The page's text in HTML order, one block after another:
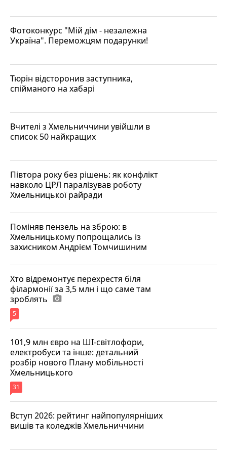
Фотоконкурс "Мій дім - незалежна
Україна". Переможцям подарунки!
Тюрін відсторонив заступника,
спійманого на хабарі
Вчителі з Хмельниччини увійшли в
список 50 найкращих
Півтора року без рішень: як конфлікт
навколо ЦРЛ паралізував роботу
Хмельницької райради
Поміняв пензель на зброю: в
Хмельницькому попрощались із
захисником Андрієм Томчишиним
Хто відремонтує перехрестя біля
філармонії за 3,5 млн і що саме там
зроблять photo_camera
5
101,9 млн євро на ШІ-світлофори,
електробуси та інше: детальний
розбір нового Плану мобільності
Хмельницького
31
Вступ 2026: рейтинг найпопулярніших
вишів та коледжів Хмельниччини